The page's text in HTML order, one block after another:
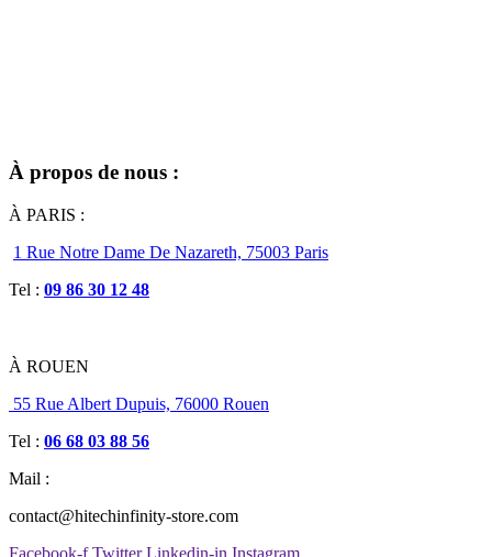
À propos de nous :
À PARIS :
1 Rue Notre Dame De Nazareth, 75003 Paris
Tel : 09 86 30 12 48
À ROUEN
55 Rue Albert Dupuis, 76000 Rouen
Tel : 06 68 03 88 56
Mail :
contact@hitechinfinity-store.com
Facebook-f Twitter Linkedin-in Instagram